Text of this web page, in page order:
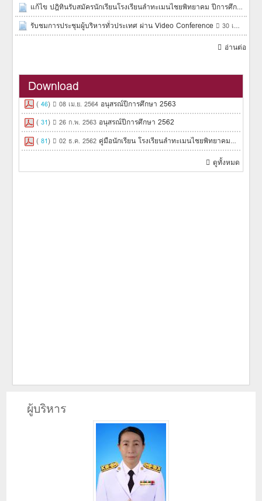
แก้ไข ปฎิทินรับสมัครนักเรียนโรงเรียนลำทะเมนไชยพิทยาคม ปีการศึกษา 2563
รับชมการประชุมผู้บริหารทั่วประเทศ ผ่าน Video Conference
30 เม.ย. 2563
อ่านต่อ
Download
(46) 08 เม.ย. 2564 อนุสรณ์ปีการศึกษา 2563
(31) 26 ก.พ. 2563 อนุสรณ์ปีการศึกษา 2562
(81) 02 ธ.ค. 2562 คู่มือนักเรียน โรงเรียนลำทะเมนไชยพิทยาคม 2562
ดูทั้งหมด
ผู้บริหาร